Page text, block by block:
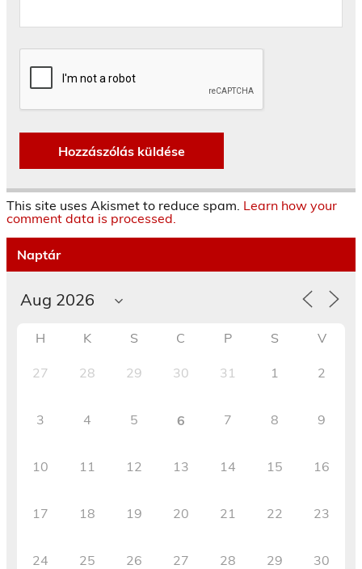
This site uses Akismet to reduce spam. Learn how your
comment data is processed.
Naptár
H K S C P S V
27 28 29 30 31 1 2
3 4 5 6 7 8 9
10 11 12 13 14 15 16
17 18 19 20 21 22 23
24 25 26 27 28 29 30